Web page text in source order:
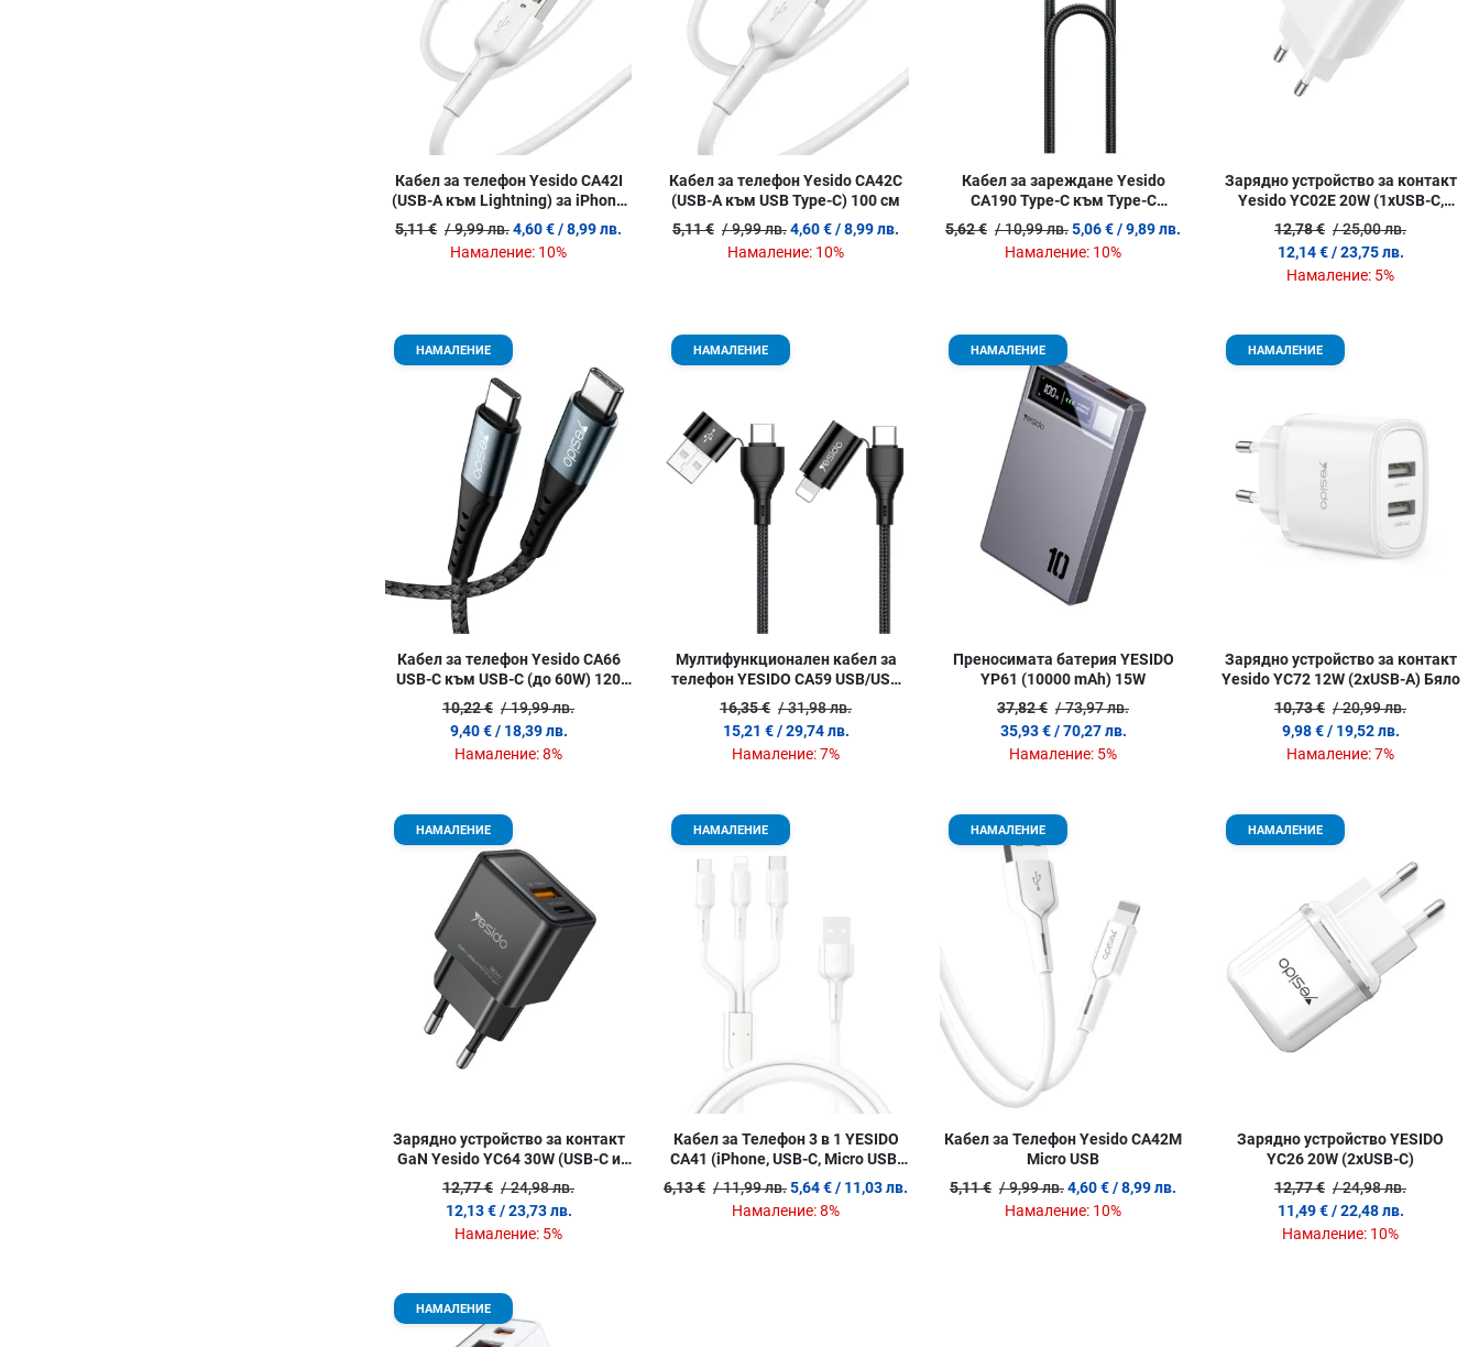
Кабел за телефон Yesido CA42I
(USB-A към Lightning) за iPhone
100 см
5,11 € / 9,99 лв.4,60 €/ 8,99 лв.
Намаление: 10%
Кабел за телефон Yesido CA42C
(USB-A към USB Type-C) 100 см
5,11 € / 9,99 лв.4,60 €/ 8,99 лв.
Намаление: 10%
Кабел за зареждане Yesido
CA190 Type-C към Type-C
(60W/480Mbps) 120 см
5,62 € / 10,99 лв.5,06 €/ 9,89 лв.
Намаление: 10%
Зарядно устройство за контакт
Yesido YC02E 20W (1xUSB-C,
1xUSB-A)
12,78 € / 25,00 лв.
12,14 € / 23,75 лв.
Намаление: 5%
НАМАЛЕНИЕ Добави в любими
Quick View
Кабел за телефон Yesido CA66
USB-C към USB-C (до 60W) 120
см
10,22 € / 19,99 лв.
9,40 € / 18,39 лв.
Намаление:8%
НАМАЛЕНИЕ Добави в любими
Сравни продукт
Мултифункционален кабел за
телефон YESIDO CA59 USB/USB
Type-C/iPhone (max 60W) 120 см
16,35 € / 31,98 лв.
15,21 € / 29,74 лв.
Намаление:7%
НАМАЛЕНИЕ Добави в любими
Quick View
Преносимата батерия YESIDO
YP61 (10000 mAh) 15W
37,82 € / 73,97 лв.
35,93 € / 70,27 лв.
Намаление: 5%
НАМАЛЕНИЕ
Зарядно устройство за контакт
Yesido YC72 12W (2xUSB-A) Бяло
10,73 € / 20,99 лв.
9,98 € / 19,52 лв.
Намаление:7%
НАМАЛЕНИЕ Добави в любими
Сравни продукт
Quick View
Зарядно устройство за контакт
GaN Yesido YC64 30W (USB-C и
USB-A) Черно
12,77 € / 24,98 лв.
12,13 € / 23,73 лв.
Намаление: 5%
НАМАЛЕНИЕ Добави в любими
Сравни продукт
Кабел за Телефон 3 в 1 YESIDO
CA41 (iPhone, USB-C, Micro USB)
100 см
6,13 € / 11,99 лв.5,64 €/ 11,03 лв.
Намаление:8%
НАМАЛЕНИЕ Добави в любими
Кабел за Телефон Yesido CA42M
Micro USB
5,11 € / 9,99 лв.4,60 €/ 8,99 лв.
Намаление: 10%
НАМАЛЕНИЕ
Зарядно устройство YESIDO
YC26 20W (2xUSB-C)
12,77 € / 24,98 лв.
11,49 € / 22,48 лв.
Намаление: 10%
НАМАЛЕНИЕ